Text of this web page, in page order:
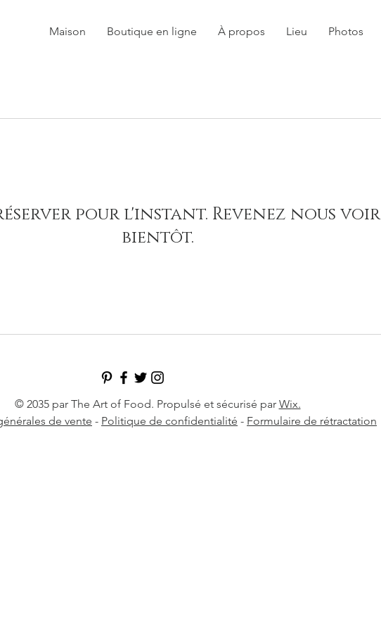
Maison Boutique en ligne À propos Lieu Photos
pour l'instant. Revenez nous voir
bientôt.
© 2035 par The Art of Food. Propulsé et sécurisé par Wix.
de vente - Politique de confidentialité - Formulaire de rétractation